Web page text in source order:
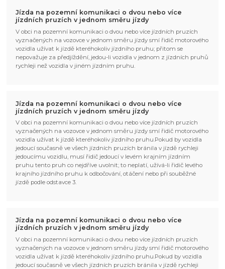
Jízda na pozemní komunikaci o dvou nebo více
jízdních pruzích v jednom směru jízdy
V obci na pozemní komunikaci o dvou nebo více jízdních pruzích
vyznačených na vozovce v jednom směru jízdy smí řidič motorového
vozidla užívat k jízdě kteréhokoliv jízdního pruhu; přitom se
nepovažuje za předjíždění, jedou-li vozidla v jednom z jízdních pruhů
rychleji než vozidla v jiném jízdním pruhu.
Jízda na pozemní komunikaci o dvou nebo více
jízdních pruzích v jednom směru jízdy
V obci na pozemní komunikaci o dvou nebo více jízdních pruzích
vyznačených na vozovce v jednom směru jízdy smí řidič motorového
vozidla užívat k jízdě kteréhokoliv jízdního pruhu.Pokud by vozidla
jedoucí současně ve všech jízdních pruzích bránila v jízdě rychleji
jedoucímu vozidlu, musí řidič jedoucí v levém krajním jízdním
pruhu tento pruh co nejdříve uvolnit; to neplatí, užívá-li řidič levého
krajního jízdního pruhu k odbočování, otáčení nebo při souběžné
jízdě podle odstavce 3.
Jízda na pozemní komunikaci o dvou nebo více
jízdních pruzích v jednom směru jízdy
V obci na pozemní komunikaci o dvou nebo více jízdních pruzích
vyznačených na vozovce v jednom směru jízdy smí řidič motorového
vozidla užívat k jízdě kteréhokoliv jízdního pruhu.Pokud by vozidla
jedoucí současně ve všech jízdních pruzích bránila v jízdě rychleji